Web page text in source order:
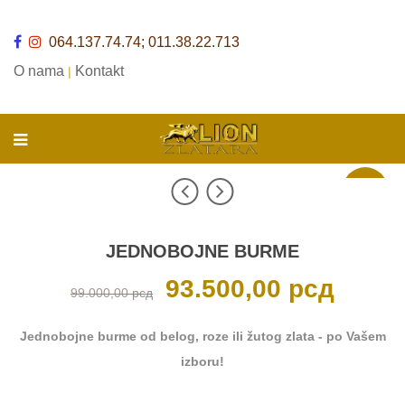
064.137.74.74; 011.38.22.713
O nama | Kontakt
JEDNOBOJNE BURME
99.000,00рсд
Originalna
cena
99.000,00 рсд.
93.500,00 рсдcena
je:
Jednobojne burme od belog, roze ili žutog zlata - po Vašem
izboru!